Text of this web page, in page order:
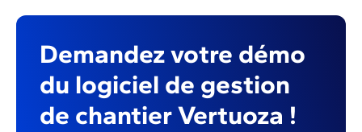
Demandez votre démo
du logiciel de gestion
de chantier Vertuoza !